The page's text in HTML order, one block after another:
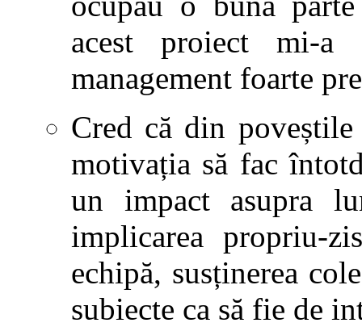
acest proiect mi-
management foarte
Cred că din
motivația să fac
un impact asupra
implicarea propriu-
echipă, susținerea
subiecte ca să fie de